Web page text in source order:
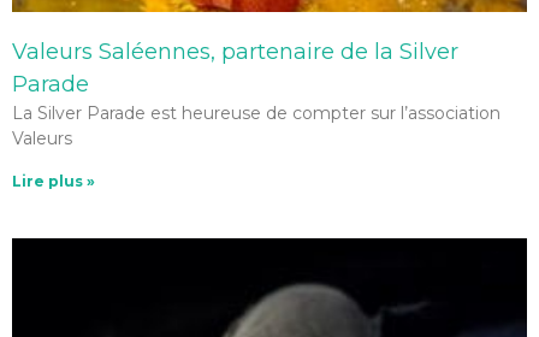
Valeurs Saléennes, partenaire de la Silver
Parade
La Silver Parade est heureuse de compter sur l’association
Valeurs
Lire plus »